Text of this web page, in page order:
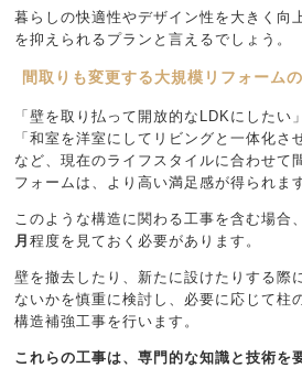
暮らしの快適性やデザイン性を大きく向
を抑えられるプランと言えるでしょう。
間取りも変更する大規模リフォーム
「壁を取り払って開放的なLDKにしたい」
「和室を洋室にしてリビングと一体化さ
など、現在のライフスタイルに合わせて
フォームは、より高い満足感が得られま
このような構造に関わる工事を含む場合
月 程度を見ておく必要があります。
壁を撤去したり、新たに設けたりする際
ないかを慎重に検討し、必要に応じて柱
構造補強工事を行います。
これらの工事は、専門的な知識と技術を